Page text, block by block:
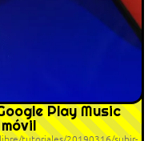
Play Music